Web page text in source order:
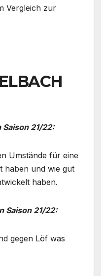
Vergleich zur
21/22:
Umstände für eine
haben und wie gut
haben.
Saison 21/22:
gegen Löf was